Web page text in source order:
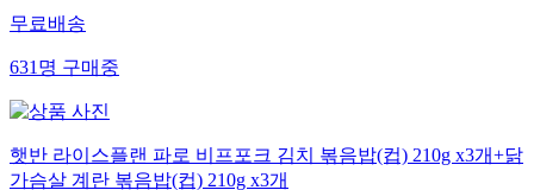
무료배송
631 명 구매중
햇반 라이스플랜 파로 비프포크 김치 볶음밥(컵) 210g x3개+닭
가슴살 계란 볶음밥(컵) 210g x3개